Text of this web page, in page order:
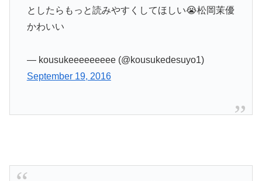
としたらもっと読みやすくしてほしい😭松岡茉優
かわいい
— kousukeeeeeeeee (@kousukedesuyo1)
September 19, 2016